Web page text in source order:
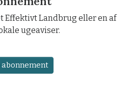
Effektivt Landbrug eller en af
ugeaviser.
abonnement